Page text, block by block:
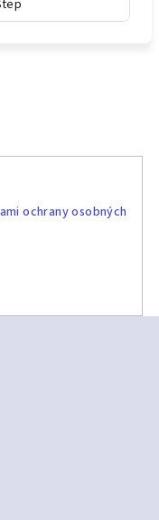
ochrany osobných